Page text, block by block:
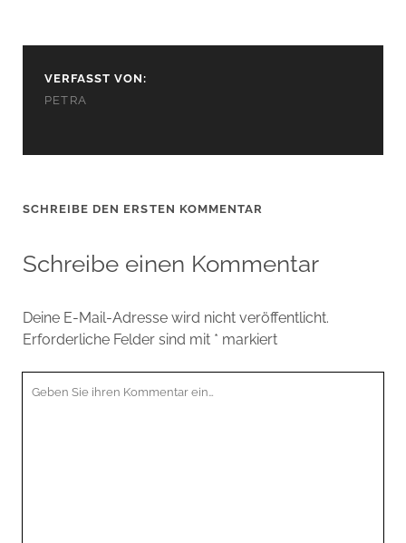
VERFASST VON:
PETRA
SCHREIBE DEN ERSTEN KOMMENTAR
Schreibe einen Kommentar
Deine E-Mail-Adresse wird nicht veröffentlicht.
Erforderliche Felder sind mit * markiert